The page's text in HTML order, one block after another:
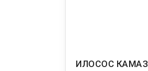
ИЛОСОС КАМАЗ